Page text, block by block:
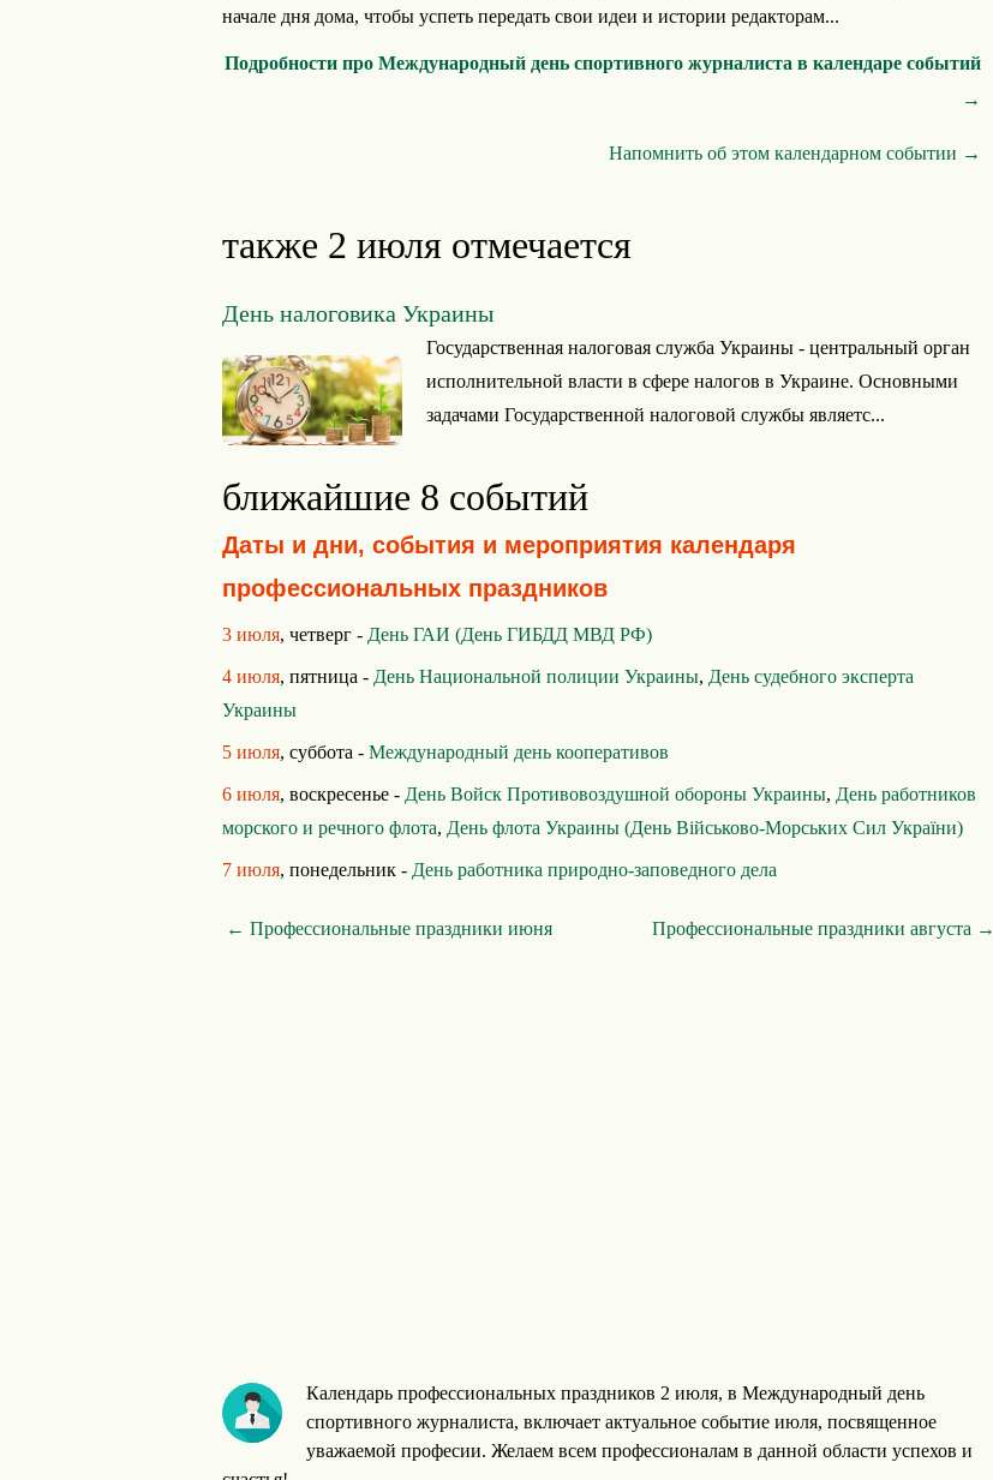
начале дня дома, чтобы успеть передать свои идеи и истории редакторам...
Подробности про Международный день спортивного журналиста в календаре событий
→
Напомнить об этом календарном событии →
также 2 июля отмечается
День налоговика Украины
Государственная налоговая служба Украины - центральный орган
исполнительной власти в сфере налогов в Украине. Основными
задачами Государственной налоговой службы являетс...
ближайшие 8 событий
Даты и дни, события и мероприятия календаря
профессиональных праздников
3 июля, четверг - День ГАИ (День ГИБДД МВД РФ)
4 июля, пятница - День Национальной полиции Украины, День судебного эксперта
Украины
5 июля, суббота - Международный день кооперативов
6 июля, воскресенье - День Войск Противовоздушной обороны Украины, День работников
морского и речного флота, День флота Украины (День Військово-Морських Сил України)
7 июля, понедельник - День работника природно-заповедного дела
← Профессиональные праздники июня Профессиональные праздники августа →
Календарь профессиональных праздников 2 июля, в Международный день
спортивного журналиста, включает актуальное событие июля, посвященное
уважаемой професии. Желаем всем профессионалам в данной области успехов и